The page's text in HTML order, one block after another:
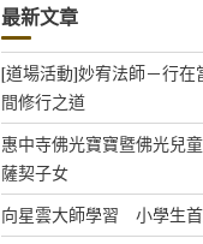
最新文章
[道場活動]妙宥法師－行
間修行之道
惠中寺佛光寶寶暨佛光兒
薩契子女
向星雲大師學習 小學生